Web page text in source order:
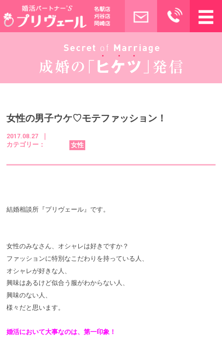
女性の男子ウケ♡モテファッション！
2017.08.27 ｜
カテゴリー：
女性
結婚相談所『プリヴェール』です。
女性のみなさん、オシャレは好きですか？
ファッションに特別なこだわりを持っている人、
オシャレが好きな人、
興味はあるけど似合う服がわからない人、
興味のない人、
様々だと思います。
婚活において大事なのは、第一印象！